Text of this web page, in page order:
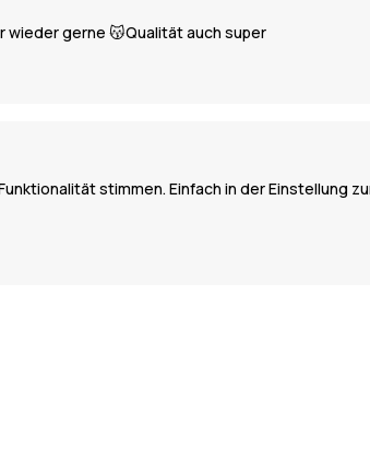
wieder gerne 😽Qualität auch super
stimmen. Einfach in der